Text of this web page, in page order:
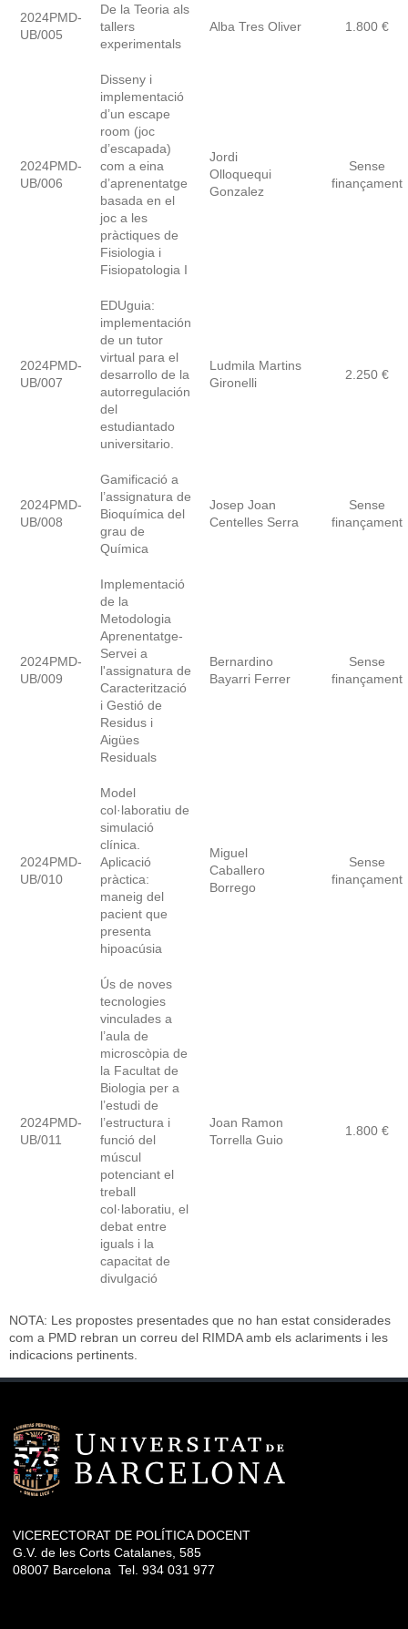
2024PMD-
UB/005
De la Teoria als
tallers
experimentals
Alba Tres Oliver 1.800 €
2024PMD-
UB/006
Disseny i
implementació
d’un escape
room (joc
d’escapada)
com a eina
d’aprenentatge
basada en el
joc a les
pràctiques de
Fisiologia i
Fisiopatologia I
Jordi
Olloquequi
Gonzalez
Sense
finançament
2024PMD-
UB/007
EDUguia:
implementación
de un tutor
virtual para el
desarrollo de la
autorregulación
del
estudiantado
universitario.
Ludmila Martins
Gironelli
2.250 €
2024PMD-
UB/008
Gamificació a
l’assignatura de
Bioquímica del
grau de
Química
Josep Joan
Centelles Serra
Sense
finançament
2024PMD-
UB/009
Implementació
de la
Metodologia
Aprenentatge-
Servei a
l'assignatura de
Caracterització
i Gestió de
Residus i
Aigües
Residuals
Bernardino
Bayarri Ferrer
Sense
finançament
2024PMD-
UB/010
Model
col·laboratiu de
simulació
clínica.
Aplicació
pràctica:
maneig del
pacient que
presenta
hipoacúsia
Miguel
Caballero
Borrego
Sense
finançament
2024PMD-
UB/011
Ús de noves
tecnologies
vinculades a
l’aula de
microscòpia de
la Facultat de
Biologia per a
l’estudi de
l’estructura i
funció del
múscul
potenciant el
treball
col·laboratiu, el
debat entre
iguals i la
capacitat de
divulgació
Joan Ramon
Torrella Guio
1.800 €
NOTA: Les propostes presentades que no han estat considerades
com a PMD rebran un correu del RIMDA amb els aclariments i les
indicacions pertinents.
VICERECTORAT DE POLÍTICA DOCENT
G.V. de les Corts Catalanes, 585
08007 Barcelona Tel. 934 031 977